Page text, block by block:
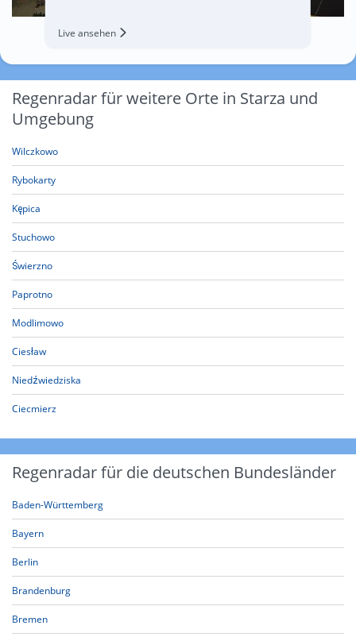
Live ansehen
Regenradar für weitere Orte in Starza und
Umgebung
Wilczkowo
Rybokarty
Kępica
Stuchowo
Świerzno
Paprotno
Modlimowo
Ciesław
Niedźwiedziska
Ciecmierz
Regenradar für die deutschen Bundesländer
Baden-Württemberg
Bayern
Berlin
Brandenburg
Bremen